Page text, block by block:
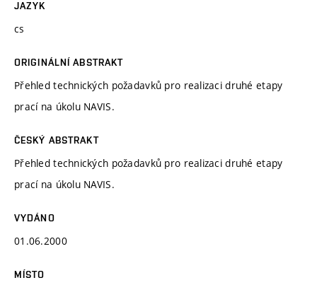
JAZYK
cs
ORIGINÁLNÍ ABSTRAKT
Přehled technických požadavků pro realizaci druhé etapy
prací na úkolu NAVIS.
ČESKÝ ABSTRAKT
Přehled technických požadavků pro realizaci druhé etapy
prací na úkolu NAVIS.
VYDÁNO
01.06.2000
MÍSTO